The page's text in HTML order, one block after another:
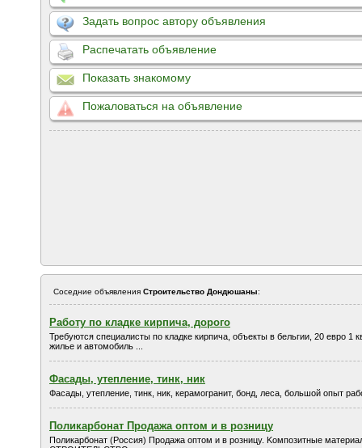
Задать вопрос автору объявления
Распечатать объявление
Показать знакомому
Пожаловаться на объявление
Соседние объявления Строительство Дондюшаны:
Работу по кладке кирпича, дорого
Требуются специалисты по кладке кирпича, объекты в бельгии, 20 евро 1
жилье и автомобиль ...
Фасады, утепление, тинк, ник
Фасады, утепление, тинк, ник, керамогранит, бонд, леса, большой опыт
Поликарбонат Продажа оптом и в розницу
Поликарбонат (Россия) Продажа оптом и в розницу. Kомпозитные